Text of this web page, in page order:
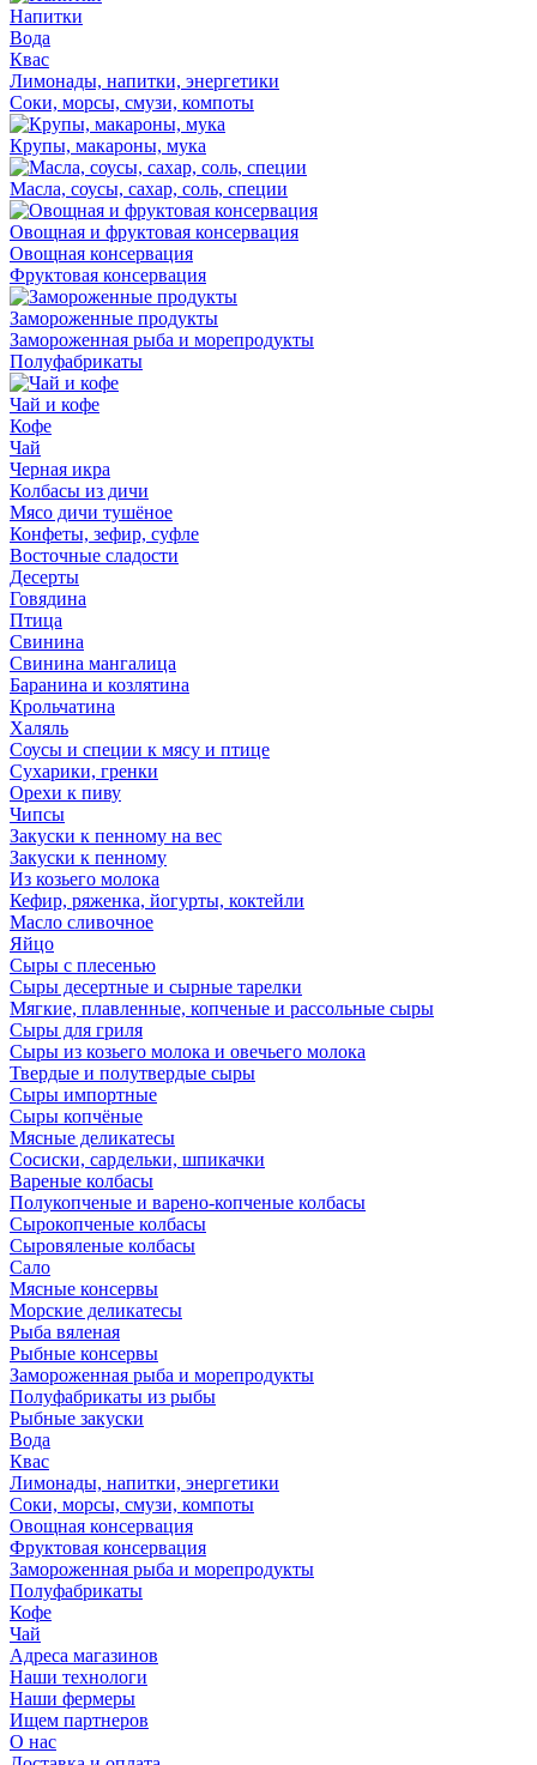
Напитки
Вода
Квас
Лимонады, напитки, энергетики
Соки, морсы, смузи, компоты
Крупы, макароны, мука
Масла, соусы, сахар, соль, специи
Овощная и фруктовая консервация
Овощная консервация
Фруктовая консервация
Замороженные продукты
Замороженная рыба и морепродукты
Полуфабрикаты
Чай и кофе
Кофе
Чай
Черная икра
Колбасы из дичи
Мясо дичи тушёное
Конфеты, зефир, суфле
Восточные сладости
Десерты
Говядина
Птица
Свинина
Свинина мангалица
Баранина и козлятина
Крольчатина
Халяль
Соусы и специи к мясу и птице
Сухарики, гренки
Орехи к пиву
Чипсы
Закуски к пенному на вес
Закуски к пенному
Из козьего молока
Кефир, ряженка, йогурты, коктейли
Масло сливочное
Яйцо
Сыры с плесенью
Сыры десертные и сырные тарелки
Мягкие, плавленные, копченые и рассольные сыры
Сыры для гриля
Сыры из козьего молока и овечьего молока
Твердые и полутвердые сыры
Сыры импортные
Сыры копчёные
Мясные деликатесы
Сосиски, сардельки, шпикачки
Вареные колбасы
Полукопченые и варено-копченые колбасы
Сырокопченые колбасы
Сыровяленые колбасы
Сало
Мясные консервы
Морские деликатесы
Рыба вяленая
Рыбные консервы
Замороженная рыба и морепродукты
Полуфабрикаты из рыбы
Рыбные закуски
Вода
Квас
Лимонады, напитки, энергетики
Соки, морсы, смузи, компоты
Овощная консервация
Фруктовая консервация
Замороженная рыба и морепродукты
Полуфабрикаты
Кофе
Чай
Адреса магазинов
Наши технологи
Наши фермеры
Ищем партнеров
О нас